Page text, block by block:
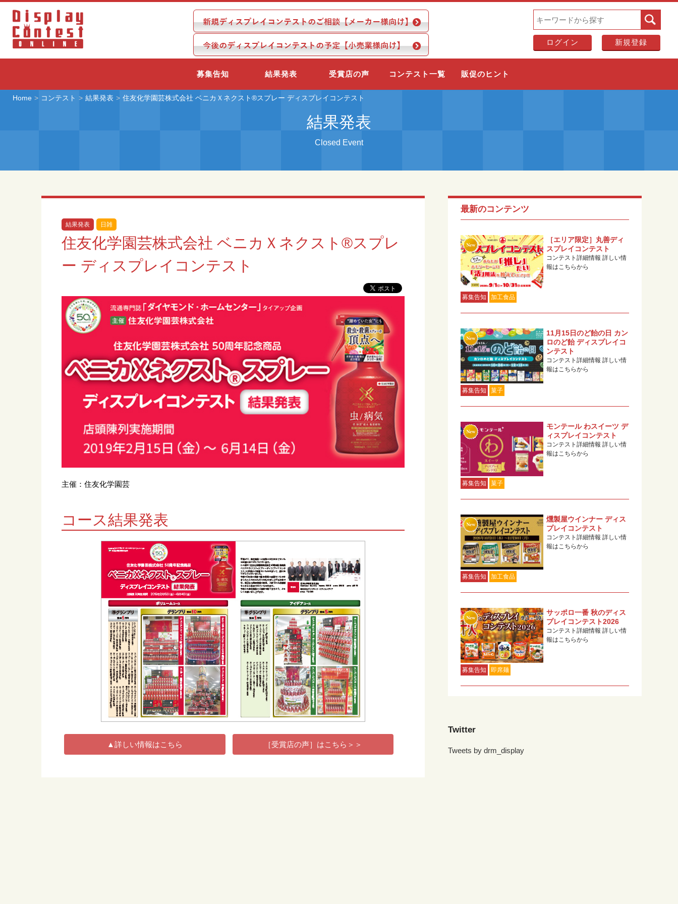
ログイン 新規登録
募集告知 結果発表 受賞店の声 コンテスト一覧 販促のヒント
Home コンテスト 結果発表 住友化学園芸株式会社 ベニカＸネクスト®スプレー ディスプレイコンテスト
結果発表
Closed Event
結果発表 日雑
住友化学園芸株式会社 ベニカＸネクスト®スプレ
ー ディスプレイコンテスト
主催：住友化学園芸
コース結果発表
▲詳しい情報はこちら ［受賞店の声］はこちら＞＞
最新のコンテンツ
募集告知 加工食品
［エリア限定］丸善ディ
スプレイコンテスト
コンテスト詳細情報 詳しい情
報はこちらから
募集告知 菓子
11月15日のど飴の日 カン
ロのど飴 ディスプレイコ
ンテスト
コンテスト詳細情報 詳しい情
報はこちらから
募集告知 菓子
モンテール わスイーツ デ
ィスプレイコンテスト
コンテスト詳細情報 詳しい情
報はこちらから
募集告知 加工食品
燻製屋ウインナー ディス
プレイコンテスト
コンテスト詳細情報 詳しい情
報はこちらから
募集告知 即席麺
サッポロ一番 秋のディス
プレイコンテスト2026
コンテスト詳細情報 詳しい情
報はこちらから
Twitter
Tweets by drm_display